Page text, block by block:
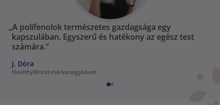
„A polifenolok természetes gazdagsága egy
kapszulában. Egyszerű és hatékony az egész test
számára.”
J. Dóra
HealthyWorld márkanagykövet